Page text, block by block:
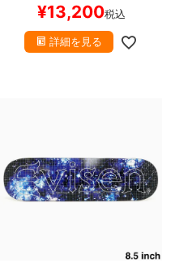
¥13,200税込
詳細を見る